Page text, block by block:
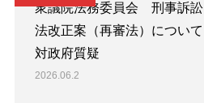
衆議院法務委員会 刑事訴訟
法改正案（再審法）について
対政府質疑
2026.06.2